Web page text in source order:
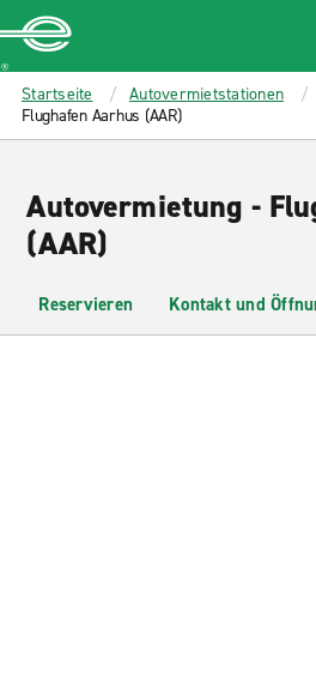
MAIN
CONTENT
Enterprise
Startseite Autovermietstationen
Flughafen Aarhus (AAR)
Autovermietung -
(AAR)
Reservieren Kontakt und